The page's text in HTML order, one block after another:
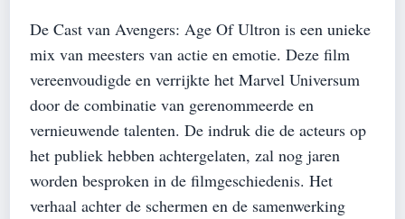
De Cast van Avengers: Age Of Ultron is een unieke
mix van meesters van actie en emotie. Deze film
vereenvoudigde en verrijkte het Marvel Universum
door de combinatie van gerenommeerde en
vernieuwende talenten. De indruk die de acteurs op
het publiek hebben achtergelaten, zal nog jaren
worden besproken in de filmgeschiedenis. Het
verhaal achter de schermen en de samenwerking